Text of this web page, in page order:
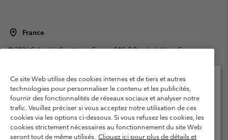
France
©2026Columbia Sportswear Europe SAS. 5 Rue de la Haye, Espace
Garanties Légales
Politique de confidentialité
Conditions d'utilisation - Membres
Conditions D'utilisation - Contenu généré par l'utilisateur
Impressum
Cookies
Public CBCR
Ce site Web utilise des cookies internes et de tiers et autres
technologies pour personnaliser le contenu et les publicités,
fournir des fonctionnalités de réseaux sociaux et analyser notre
trafic. Veuillez préciser si vous acceptez notre utilisation de ces
cookies via les options ci-dessous. Si vous refusez les cookies, les
cookies strictement nécessaires au fonctionnement du site Web
seront tout de même utilisés. Cliquez ici pour plus de détails et
Veuillez sélectionner votre pays d’expédition et
votre langue
Achats en ligne disponibles